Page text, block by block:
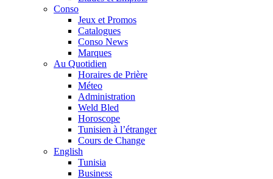
Conso
Jeux et Promos
Catalogues
Conso News
Marques
Au Quotidien
Horaires de Prière
Méteo
Administration
Weld Bled
Horoscope
Tunisien à l’étranger
Cours de Change
English
Tunisia
Business